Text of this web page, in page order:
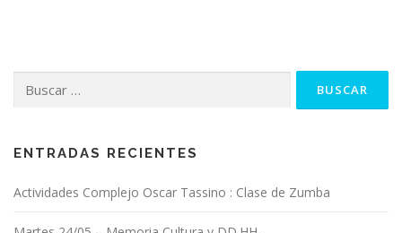
n
e
e
ENTRADAS RECIENTES
Actividades Complejo Oscar Tassino : Clase de Zumba